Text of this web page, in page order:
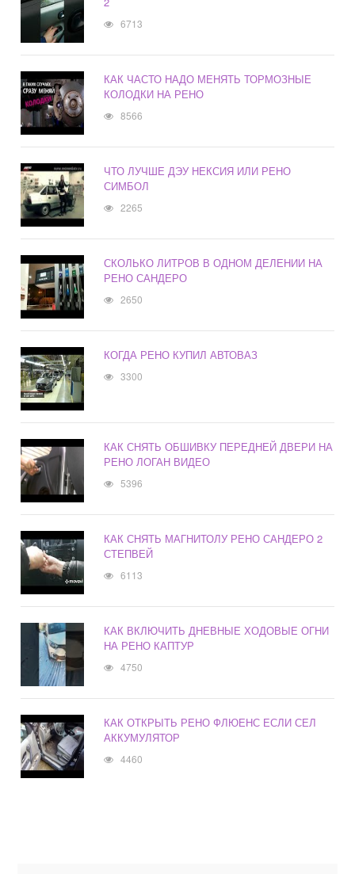
6713
КАК ЧАСТО НАДО МЕНЯТЬ ТОРМОЗНЫЕ
КОЛОДКИ НА РЕНО
8566
ЧТО ЛУЧШЕ ДЭУ НЕКСИЯ ИЛИ РЕНО
СИМБОЛ
2265
СКОЛЬКО ЛИТРОВ В ОДНОМ ДЕЛЕНИИ НА
РЕНО САНДЕРО
2650
КОГДА РЕНО КУПИЛ АВТОВАЗ
3300
КАК СНЯТЬ ОБШИВКУ ПЕРЕДНЕЙ ДВЕРИ НА
РЕНО ЛОГАН ВИДЕО
5396
КАК СНЯТЬ МАГНИТОЛУ РЕНО САНДЕРО 2
СТЕПВЕЙ
6113
КАК ВКЛЮЧИТЬ ДНЕВНЫЕ ХОДОВЫЕ ОГНИ
НА РЕНО КАПТУР
4750
КАК ОТКРЫТЬ РЕНО ФЛЮЕНС ЕСЛИ СЕЛ
АККУМУЛЯТОР
4460